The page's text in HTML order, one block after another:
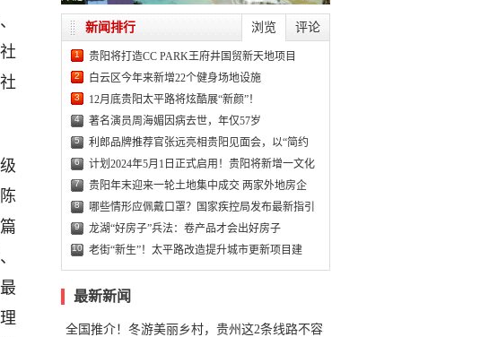
浏览 评论
新闻排行
1 贵阳将打造CC PARK王府井国贸新天地项目
2 白云区今年来新增22个健身场地设施
3 12月底贵阳太平路将炫酷展“新颜”！
4 著名演员周海媚因病去世，年仅57岁
5 利郎品牌推荐官张远亮相贵阳见面会，以“简约
6 计划2024年5月1日正式启用！贵阳将新增一文化
7 贵阳年末迎来一轮土地集中成交 两家外地房企
8 哪些情形应佩戴口罩？国家疾控局发布最新指引
9 龙湖“好房子”兵法：卷产品才会出好房子
10 老街“新生”！太平路改造提升城市更新项目建
最新新闻
全国推介！冬游美丽乡村，贵州这2条线路不容